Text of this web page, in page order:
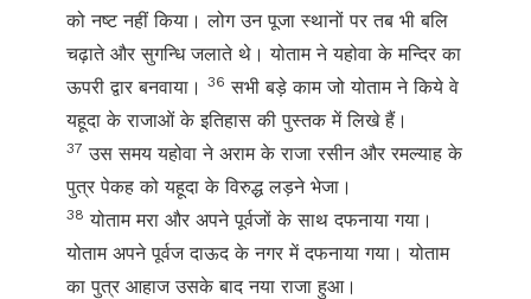
को नष्ट नहीं किया। लोग उन पूजा स्थानों पर तब भी बलि
चढ़ाते और सुगन्धि जलाते थे। योताम ने यहोवा के मन्दिर का
ऊपरी द्वार बनवाया।
36 सभी बड़े काम जो योताम ने किये वे
यहूदा के राजाओं के इतिहास की पुस्तक में लिखे हैं।
37 उस समय यहोवा ने अराम के राजा रसीन और रमल्याह के
पुत्र पेकह को यहूदा के विरुद्ध लड़ने भेजा।
38 योताम मरा और अपने पूर्वजों के साथ दफनाया गया।
योताम अपने पूर्वज दाऊद के नगर में दफनाया गया। योताम
का पुत्र आहाज उसके बाद नया राजा हुआ।